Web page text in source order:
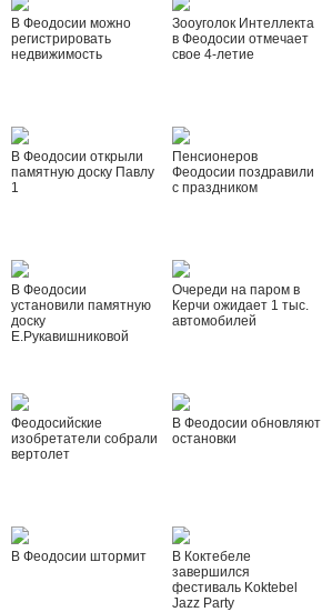
В Феодосии можно
регистрировать
недвижимость
Зооуголок Интеллекта
в Феодосии отмечает
свое 4-летие
В Феодосии открыли
памятную доску Павлу
1
Пенсионеров
Феодосии поздравили
с праздником
В Феодосии
установили памятную
доску
Е.Рукавишниковой
Очереди на паром в
Керчи ожидает 1 тыс.
автомобилей
Феодосийские
изобретатели собрали
вертолет
В Феодосии обновляют
остановки
В Феодосии штормит
В Коктебеле
завершился
фестиваль Koktebel
Jazz Party